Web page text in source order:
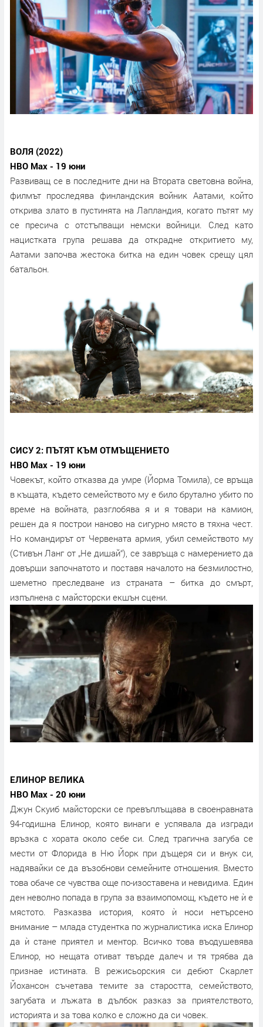
ВОЛЯ (2022)
HBO Max - 19 юни
Развиващ се в последните дни на Втората световна война,
филмът проследява финландския войник Аатами, който
открива злато в пустинята на Лапландия, когато пътят му
се пресича с отстъпващи немски войници. След като
нацистката група решава да открадне откритието му,
Аатами започва жестока битка на един човек срещу цял
батальон.
СИСУ 2: ПЪТЯТ КЪМ ОТМЪЩЕНИЕТО
HBO Max - 19 юни
Човекът, който отказва да умре (Йорма Томила), се връща
в къщата, където семейството му е било брутално убито по
време на войната, разглобява я и я товари на камион,
решен да я построи наново на сигурно място в тяхна чест.
Но командирът от Червената армия, убил семейството му
(Стивън Ланг от „Не дишай“), се завръща с намерението да
довърши започнатото и поставя началото на безмилостно,
шеметно преследване из страната – битка до смърт,
изпълнена с майсторски екшън сцени.
ЕЛИНОР ВЕЛИКА
HBO Max - 20 юни
Джун Скуиб майсторски се превъплъщава в своенравната
94-годишна Елинор, която винаги е успявала да изгради
връзка с хората около себе си. След трагична загуба се
мести от Флорида в Ню Йорк при дъщеря си и внук си,
надявайки се да възобнови семейните отношения. Вместо
това обаче се чувства още по-изоставена и невидима. Един
ден неволно попада в група за взаимопомощ, където не ѝ е
мястото. Разказва история, която ѝ носи нетърсено
внимание – млада студентка по журналистика иска Елинор
да ѝ стане приятел и ментор. Всичко това въодушевява
Елинор, но нещата отиват твърде далеч и тя трябва да
признае истината. В режисьорския си дебют Скарлет
Йохансон съчетава темите за старостта, семейството,
загубата и лъжата в дълбок разказ за приятелството,
историята и за това колко е сложно да си човек.